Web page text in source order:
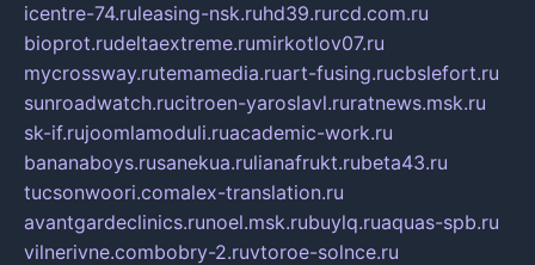
icentre-74.ruleasing-nsk.ruhd39.rurcd.com.ru
bioprot.rudeltaextreme.rumirkotlov07.ru
mycrossway.rutemamedia.ruart-fusing.rucbslefort.ru
sunroadwatch.rucitroen-yaroslavl.ruratnews.msk.ru
sk-if.rujoomlamoduli.ruacademic-work.ru
bananaboys.rusanekua.rulianafrukt.rubeta43.ru
tucsonwoori.comalex-translation.ru
avantgardeclinics.runoel.msk.rubuylq.ruaquas-spb.ru
vilnerivne.combobry-2.ruvtoroe-solnce.ru